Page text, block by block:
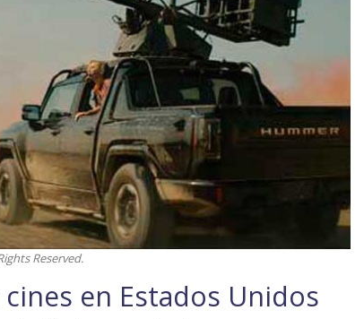
Reserved.
en Estados Unidos